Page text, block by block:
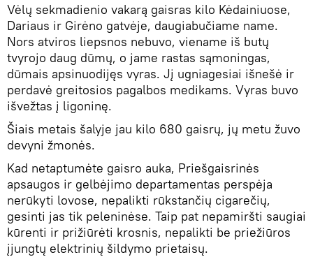
Vėlų sekmadienio vakarą gaisras kilo Kėdainiuose,
Dariaus ir Girėno gatvėje, daugiabučiame name.
Nors atviros liepsnos nebuvo, viename iš butų
tvyrojo daug dūmų, o jame rastas sąmoningas,
dūmais apsinuodijęs vyras. Jį ugniagesiai išnešė ir
perdavė greitosios pagalbos medikams. Vyras buvo
išvežtas į ligoninę.
Šiais metais šalyje jau kilo 680 gaisrų, jų metu žuvo
devyni žmonės.
Kad netaptumėte gaisro auka, Priešgaisrinės
apsaugos ir gelbėjimo departamentas perspėja
nerūkyti lovose, nepalikti rūkstančių cigarečių,
gesinti jas tik peleninėse. Taip pat nepamiršti saugiai
kūrenti ir prižiūrėti krosnis, nepalikti be priežiūros
įjungtų elektrinių šildymo prietaisų.